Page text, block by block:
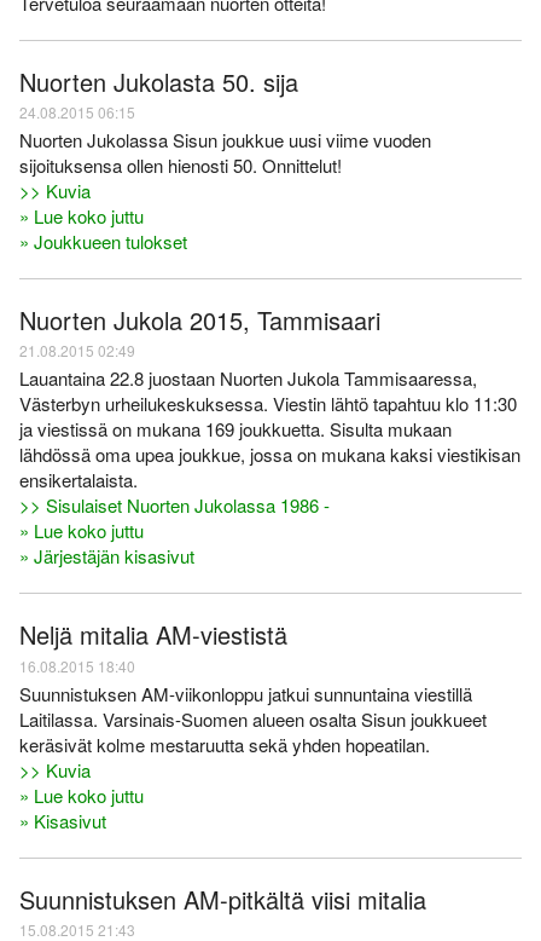
Nuorten Jukolasta 50. sija
24.08.2015 06:15
Nuorten Jukolassa Sisun joukkue uusi viime vuoden
sijoituksensa ollen hienosti 50. Onnittelut!
>> Kuvia
» Lue koko juttu
» Joukkueen tulokset
Nuorten Jukola 2015, Tammisaari
21.08.2015 02:49
Lauantaina 22.8 juostaan Nuorten Jukola Tammisaaressa,
Västerbyn urheilukeskuksessa. Viestin lähtö tapahtuu klo 11:30
ja viestissä on mukana 169 joukkuetta. Sisulta mukaan
lähdössä oma upea joukkue, jossa on mukana kaksi viestikisan
ensikertalaista.
>> Sisulaiset Nuorten Jukolassa 1986 -
» Lue koko juttu
» Järjestäjän kisasivut
Neljä mitalia AM-viestistä
16.08.2015 18:40
Suunnistuksen AM-viikonloppu jatkui sunnuntaina viestillä
Laitilassa. Varsinais-Suomen alueen osalta Sisun joukkueet
keräsivät kolme mestaruutta sekä yhden hopeatilan.
>> Kuvia
» Lue koko juttu
» Kisasivut
Suunnistuksen AM-pitkältä viisi mitalia
15.08.2015 21:43